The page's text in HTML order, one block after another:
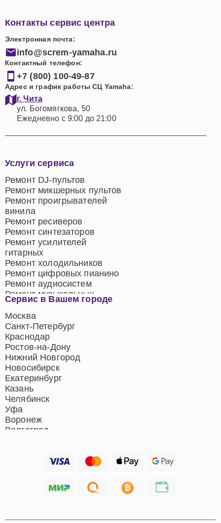
Контакты сервис центра
Электронная почта:
info@screm-yamaha.ru
Контактный телефон:
+7 (800) 100-49-87
Адрес и график работы СЦ Yamaha:
г. Чита
ул. Богомягкова, 50
Ежедневно с 9:00 до 21:00
Сервис в Вашем городе
Москва
Санкт-Петербург
Краснодар
Ростов-на-Дону
Нижний Новгород
Новосибирск
Екатеринбург
Казань
Челябинск
Уфа
Воронеж
Волгоград
Хабаровск
Услуги сервиса
Ремонт DJ-пультов
Ремонт микшерных пультов
Ремонт проигрывателей
винила
Ремонт ресиверов
Ремонт синтезаторов
Ремонт усилителей
гитарных
Ремонт холодильников
Ремонт цифровых пианино
Ремонт аудиосистем
Ремонт музыкальных
центров
Ремонт домашних
кинотеатров
Ремонт микрофонов
Ремонт акустических
систем